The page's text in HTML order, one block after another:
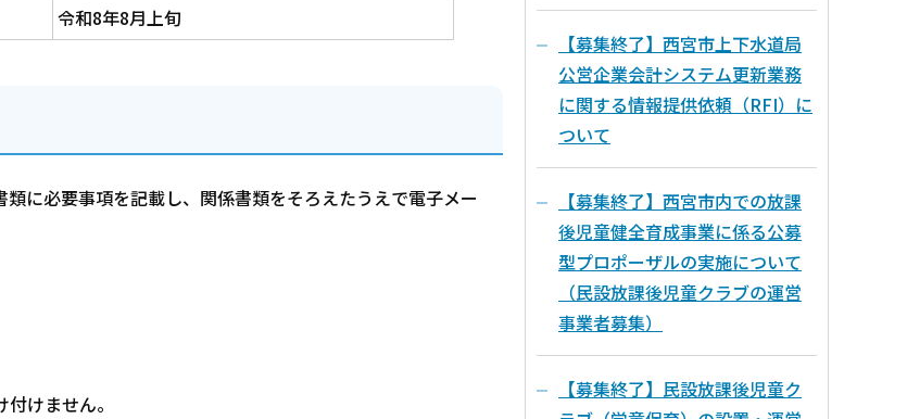
令和8年8月上旬
に必要事項を記載し、関係書類をそろえたうえで電子メー
けません。
【募集終了】西宮市上下水道局
公営企業会計システム更新業務
に関する情報提供依頼（RFI）に
ついて
【募集終了】西宮市内での放課
後児童健全育成事業に係る公募
型プロポーザルの実施について
（民設放課後児童クラブの運営
事業者募集）
【募集終了】民設放課後児童ク